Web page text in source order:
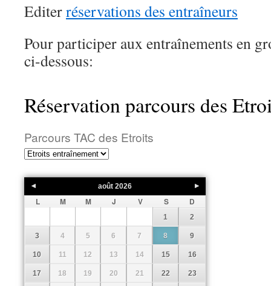
Editerréservations des entraîneurs
Pour participer aux entraînements en
ci-dessous:
Réservation parcours des
Parcours TAC des Etroits
août 2026
L M M J V S D
1 2
3 4 5 6 7 8 9
10 11 12 13 14 15 16
17 18 19 20 21 22 23